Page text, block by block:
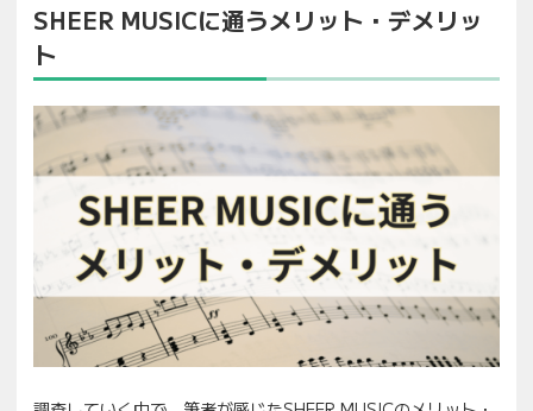
SHEER MUSICに通うメリット・デメリッ
ト